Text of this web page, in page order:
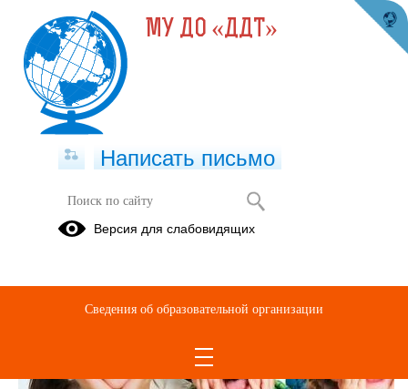
МУ ДО «ДДТ»
Написать письмо
Версия для слабовидящих
Сведения об образовательной организации